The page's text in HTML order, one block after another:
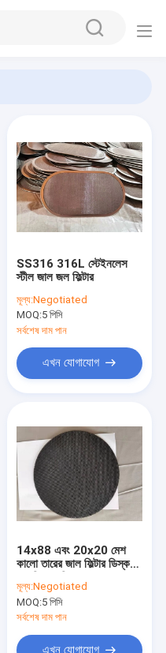
SS316 316L স্টেইনলেস
স্টীল জাল জল ফিল্টার
মূল্য:Negotiated
MOQ:5 পিসি
সর্বশেষ দাম পান
এখন যোগাযোগ
14x88 এবং 20x20 মেশ
কালো তারের জাল ফিল্টার ডিস্ক
মূল্য:Negotiated
MOQ:5 পিসি
সর্বশেষ দাম পান
এখন যোগাযোগ